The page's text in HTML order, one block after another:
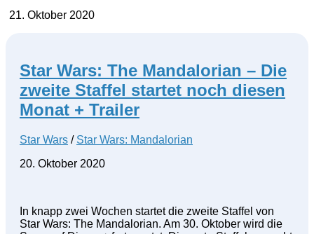
21. Oktober 2020
Star Wars: The Mandalorian – Die
zweite Staffel startet noch diesen
Monat + Trailer
Star Wars / Star Wars: Mandalorian
20. Oktober 2020
In knapp zwei Wochen startet die zweite Staffel von
Star Wars: The Mandalorian. Am 30. Oktober wird die